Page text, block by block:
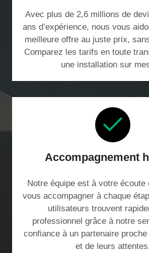
Avec plus de 2,6 millions de
ans d’expérience, nous vous
meilleure offre au juste prix,
Comparez les tarifs en toute
une installation sur
Accompagnement
Notre équipe est à votre écoute
vous accompagner à chaque
utilisateurs trouvent
professionnel grâce à notre
confiance à un partenaire
et de leurs